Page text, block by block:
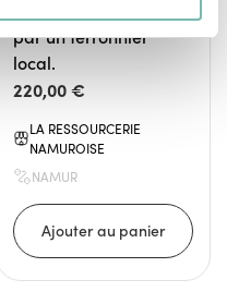
par un ferronnier
local.
220,00 €
LA RESSOURCERIE
NAMUROISE
NAMUR